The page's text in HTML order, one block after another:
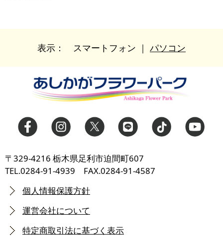
表示： スマートフォン ｜ パソコン
〒329-4216 栃木県足利市迫間町607
TEL.0284-91-4939 FAX.0284-91-4587
個人情報保護方針
運営会社について
特定商取引法に基づく表示